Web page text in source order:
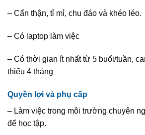
– Cẩn thận, tỉ mỉ, chu đáo và khéo léo.
– Có laptop làm việc
– Có thời gian ít nhất từ 5 buổi/tuần,
thiểu 4 tháng
Quyền lợi và phụ cấp
– Làm việc trong môi trường chuyên
để học tập.